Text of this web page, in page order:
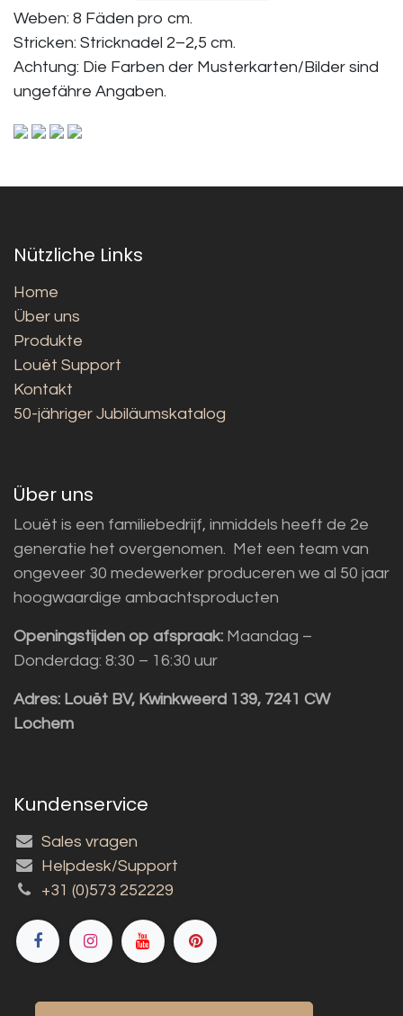
Weben: 8 Fäden pro cm.
Stricken: Stricknadel 2–2,5 cm.
Achtung: Die Farben der Musterkarten/Bilder sind
ungefähre Angaben.
Nützliche Links
Home
Über uns
Produkte
Louët Support
Kontakt
50-jähriger Jubiläumskatalog
Über uns
Louët is een familiebedrijf, inmiddels heeft de 2e
generatie het overgenomen. Met een team van
ongeveer 30 medewerker produceren we al 50 jaar
hoogwaardige ambachtsproducten
Openingstijden op afspraak: Maandag –
Donderdag: 8:30 – 16:30 uur
Adres: Louët BV, Kwinkweerd 139, 7241 CW
Lochem
Kundenservice
Sales vragen
Helpdesk/Support
+31 (0)573 252229